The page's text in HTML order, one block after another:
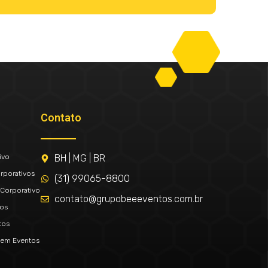
Eventos
Contato
BH | MG | BR
(31) 99065-8800
contato@grupobeeeventos.com.br